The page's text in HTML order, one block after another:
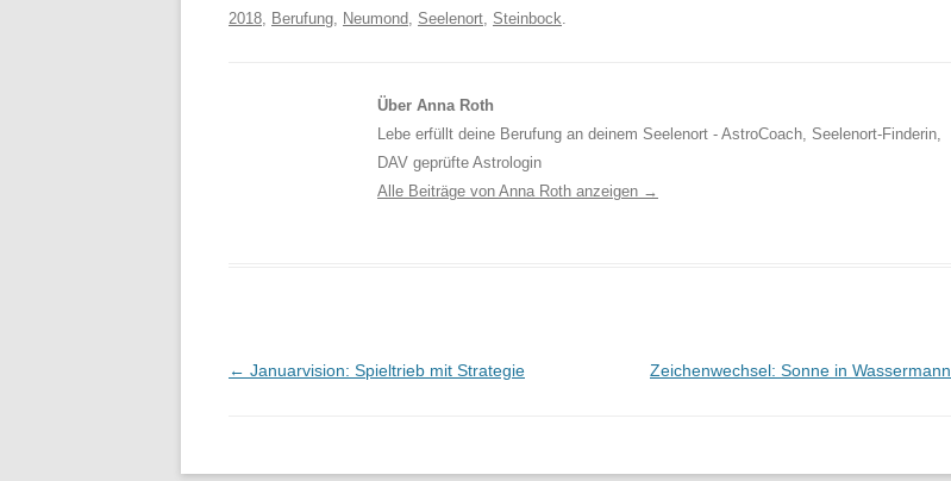
2018, Berufung, Neumond, Seelenort, Steinbock.
Über Anna Roth
Lebe erfüllt deine Berufung an deinem Seelenort - AstroCoach, Seelenort-Finderin,
DAV geprüfte Astrologin
Alle Beiträge von Anna Roth anzeigen →
Beitragsnavigation
← Januarvision: Spieltrieb mit Strategie Zeichenwechsel: Sonne in Wassermann